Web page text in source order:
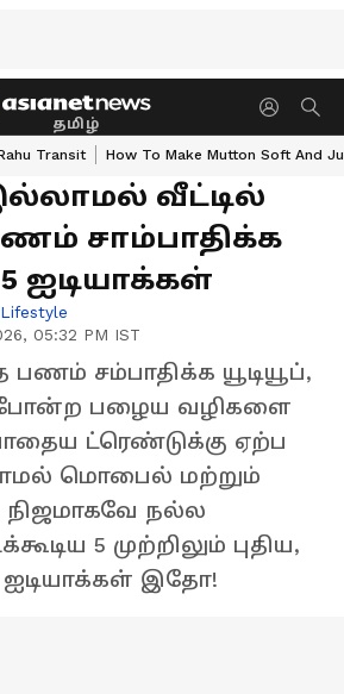
தமிழ்
Transit How To Make Mutton Soft And
வீட்டில்
சாம்பாதிக்க
ஐடியாக்கள்
Lifestyle
05:32 PM IST
பணம் சம்பாதிக்க யூடியூப்,
போன்ற பழைய வழிகளை
ட்ரெண்டுக்கு ஏற்ப
மொபைல் மற்றும்
நிஜமாகவே நல்ல
5 முற்றிலும் புதிய,
ஐடியாக்கள் இதோ!